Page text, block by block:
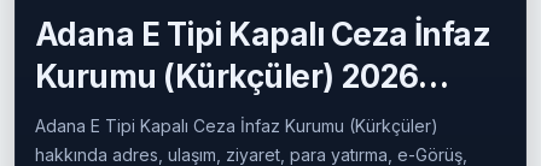
Adana E Tipi Kapalı Ceza İnfaz
Kurumu (Kürkçüler) 2026
Rehberi
Adana E Tipi Kapalı Ceza İnfaz Kurumu (Kürkçüler)
hakkında adres, ulaşım, ziyaret, para yatırma, e-Görüş,